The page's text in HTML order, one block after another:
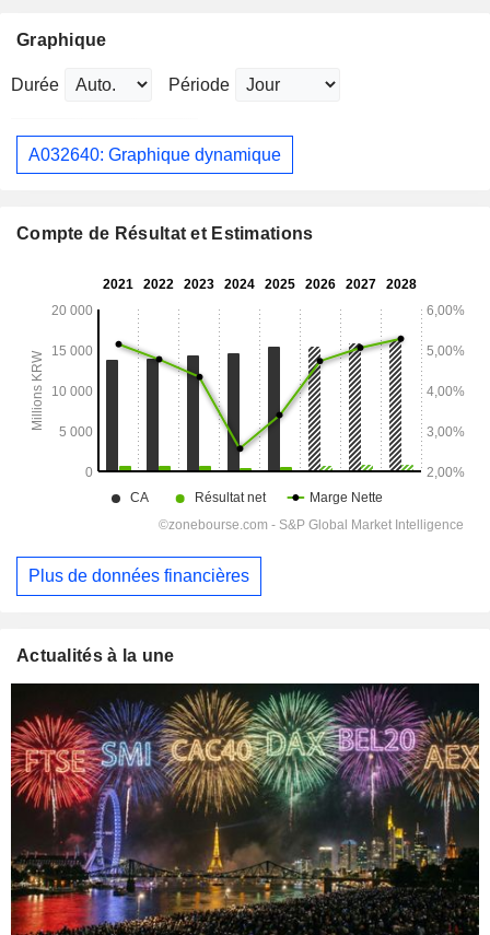
Graphique
Durée Période
A032640: Graphique dynamique
Compte de Résultat et Estimations
Plus de données financières
Actualités à la une